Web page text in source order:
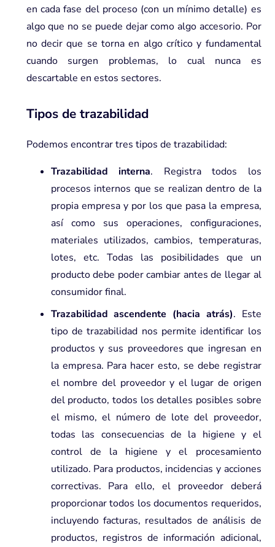
en cada fase del proceso (con un mínimo detalle) es
algo que no se puede dejar como algo accesorio. Por
no decir que se torna en algo crítico y fundamental
cuando surgen problemas, lo cual nunca es
descartable en estos sectores.
Tipos de trazabilidad
Podemos encontrar tres tipos de trazabilidad:
Trazabilidad interna. Registra todos los
procesos internos que se realizan dentro de la
propia empresa y por los que pasa la empresa,
así como sus operaciones, configuraciones,
materiales utilizados, cambios, temperaturas,
lotes, etc. Todas las posibilidades que un
producto debe poder cambiar antes de llegar al
consumidor final.
Trazabilidad ascendente (hacia atrás). Este
tipo de trazabilidad nos permite identificar los
productos y sus proveedores que ingresan en
la empresa. Para hacer esto, se debe registrar
el nombre del proveedor y el lugar de origen
del producto, todos los detalles posibles sobre
el mismo, el número de lote del proveedor,
todas las consecuencias de la higiene y el
control de la higiene y el procesamiento
utilizado. Para productos, incidencias y acciones
correctivas. Para ello, el proveedor deberá
proporcionar todos los documentos requeridos,
incluyendo facturas, resultados de análisis de
productos, registros de información adicional,